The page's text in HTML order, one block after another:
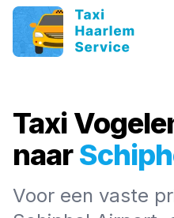
Taxi
naar
Voor een vaste